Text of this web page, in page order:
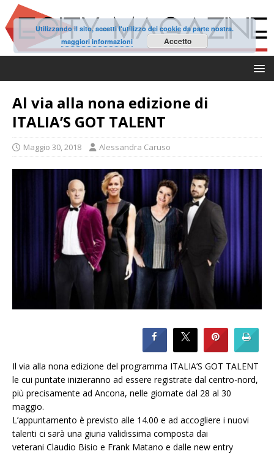
Al via alla nona edizione di
ITALIA’S GOT TALENT
Maggio 30, 2018 Alessandra Caruso
Il via alla nona edizione del programma ITALIA’S GOT TALENT
le cui puntate inizieranno ad essere registrate dal centro-nord,
più precisamente ad Ancona, nelle giornate dal 28 al 30
maggio.
L’appuntamento è previsto alle 14.00 e ad accogliere i nuovi
talenti ci sarà una giuria validissima composta dai
veterani Claudio Bisio e Frank Matano e dalle new entry
Utilizzando il sito, accetti l'utilizzo dei cookie da parte nostra.
maggiori informazioni
Accetto